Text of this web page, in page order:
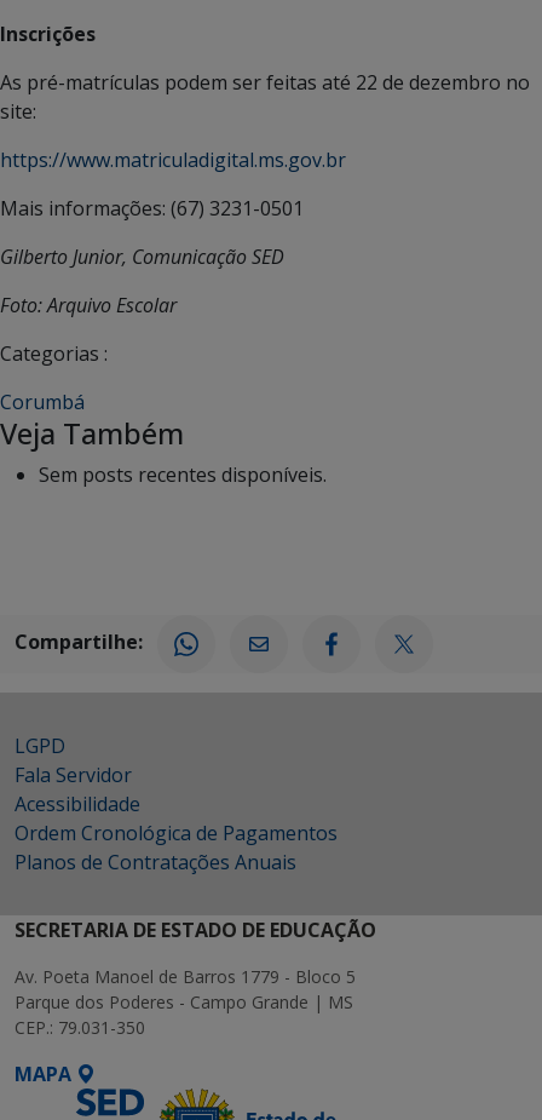
Inscrições
As pré-matrículas podem ser feitas até 22 de dezembro no
site:
https://www.matriculadigital.ms.gov.br
Mais informações: (67) 3231-0501
Gilberto Junior, Comunicação SED
Foto: Arquivo Escolar
Categorias :
Corumbá
Veja Também
Sem posts recentes disponíveis.
Compartilhe:
LGPD
Fala Servidor
Acessibilidade
Ordem Cronológica de Pagamentos
Planos de Contratações Anuais
SECRETARIA DE ESTADO DE EDUCAÇÃO
Av. Poeta Manoel de Barros 1779 - Bloco 5
Parque dos Poderes - Campo Grande | MS
CEP.: 79.031-350
MAPA